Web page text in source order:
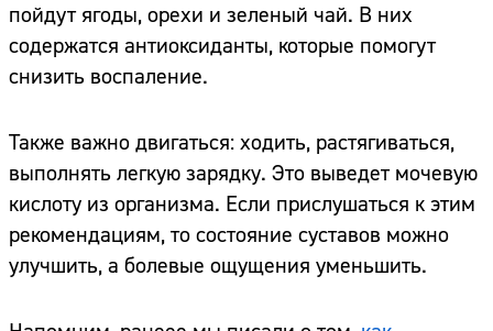
пойдут ягоды, орехи и зеленый чай. В них
содержатся антиоксиданты, которые помогут
снизить воспаление.
Также важно двигаться: ходить, растягиваться,
выполнять легкую зарядку. Это выведет мочевую
кислоту из организма. Если прислушаться к этим
рекомендациям, то состояние суставов можно
улучшить, а болевые ощущения уменьшить.